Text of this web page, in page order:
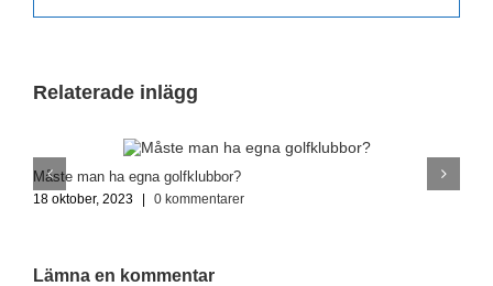
Relaterade inlägg
Måste man ha egna golfklubbor?
18 oktober, 2023 | 0 kommentarer
Lämna en kommentar